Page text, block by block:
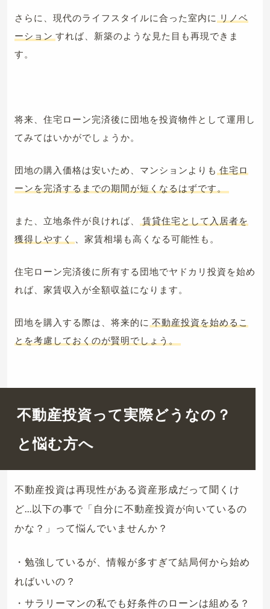
さらに、現代のライフスタイルに合った室内に リノベ
ーション すれば、新築のような見た目も再現できま
す。
将来、住宅ローン完済後に団地を投資物件として運用し
てみてはいかがでしょうか。
団地の購入価格は安いため、マンションよりも 住宅ロ
ーンを完済するまでの期間が短くなるはずです。
また、立地条件が良ければ、
賃貸住宅として入居者を
獲得しやすく
、家賃相場も高くなる可能性も。
住宅ローン完済後に所有する団地でヤドカリ投資を始め
れば、家賃収入が全額収益になります。
団地を購入する際は、将来的に 不動産投資を始めるこ
とを考慮しておくのが賢明でしょう。
不動産投資って実際どうなの？
と悩む方へ
不動産投資は再現性がある資産形成だって聞くけ
ど...以下の事で「自分に不動産投資が向いているの
かな？」って悩んでいませんか？
・勉強しているが、情報が多すぎて結局何から始め
ればいいの？
・サラリーマンの私でも好条件のローンは組める？